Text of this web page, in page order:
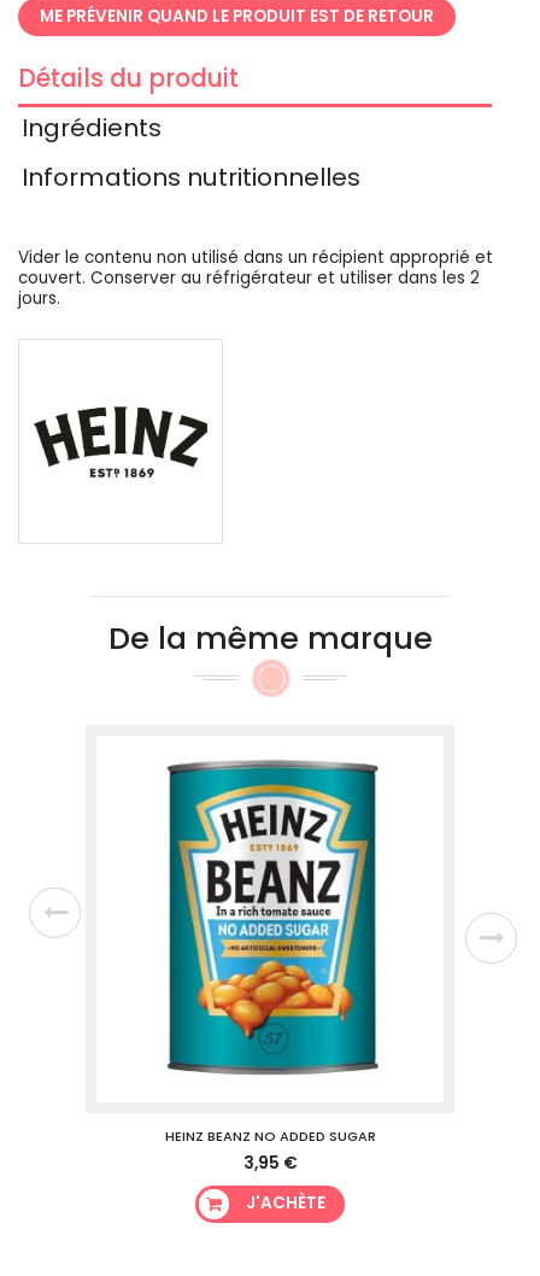
ME PRÉVENIR QUAND LE PRODUIT EST DE RETOUR
Détails du produit
Ingrédients
Informations nutritionnelles
Vider le contenu non utilisé dans un récipient approprié et
couvert. Conserver au réfrigérateur et utiliser dans les 2
jours.
De la même marque
HEINZ BEANZ NO ADDED SUGAR
3,95 €
J'ACHÈTE